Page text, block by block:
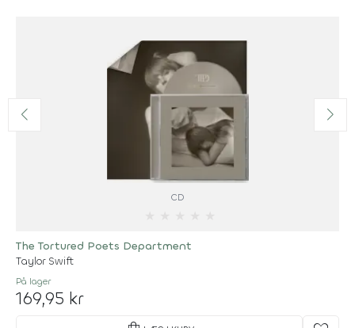
CD
The Tortured Poets Department
Taylor Swift
På lager
169,95 kr